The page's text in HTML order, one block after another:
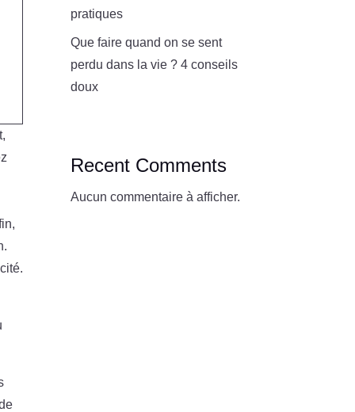
pratiques
Que faire quand on se sent
perdu dans la vie ? 4 conseils
doux
Recent Comments
Aucun commentaire à afficher.